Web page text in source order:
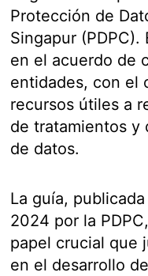
Protección de
Singapur
en el acuerdo de
entidades, con el
recursos útiles a
de tratamientos y
de datos.
La guía,
2024 por la
papel crucial que
en el desarrollo